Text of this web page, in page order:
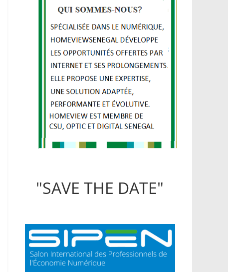
"SAVE THE DATE"